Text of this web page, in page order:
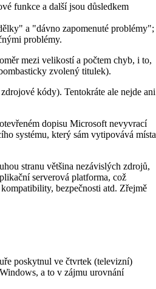
funkce a další jsou důsledkem
a "dávno zapomenuté problémy";
problémy.
mezi velikostí a počtem chyb, i to,
zvolený titulek).
kódy). Tentokráte ale nejde ani
dopisu Microsoft nevyvrací
systému, který sám vytipovává místa
stranu většina nezávislých zdrojů,
serverová platforma, což
bezpečnosti atd. Zřejmě
poskytnul ve čtvrtek (televizní)
a to v zájmu urovnání